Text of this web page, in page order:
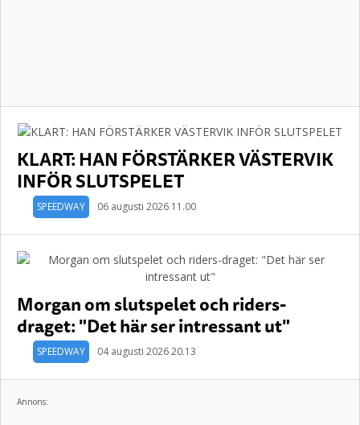
KLART: HAN FÖRSTÄRKER VÄSTERVIK
INFÖR SLUTSPELET
SPEEDWAY 06 augusti 2026 11.00
Morgan om slutspelet och riders-
draget: "Det här ser intressant ut"
SPEEDWAY 04 augusti 2026 20.13
Annons: